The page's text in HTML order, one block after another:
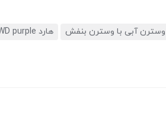
وسترن آبی با وسترن بنفش
هارد WD purple